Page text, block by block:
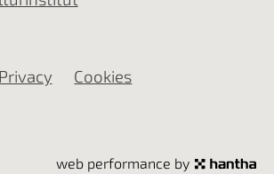
Privacy Cookies
web performance by